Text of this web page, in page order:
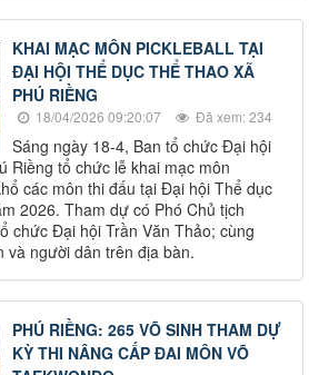
KHAI MẠC MÔN PICKLEBALL TẠI
ĐẠI HỘI THỂ DỤC THỂ THAO XÃ
PHÚ RIỀNG
18/04/2026 09:20:07 Đã xem: 234
Sáng ngày 18-4, Ban tổ chức Đại hội
Riềng tổ chức lễ khai mạc môn
các môn thi đấu tại Đại hội Thể dục
2026. Tham dự có Phó Chủ tịch
chức Đại hội Trần Văn Thảo; cùng
và người dân trên địa bàn.
PHÚ RIỀNG: 265 VÕ SINH THAM DỰ
KỲ THI NÂNG CẤP ĐAI MÔN VÕ